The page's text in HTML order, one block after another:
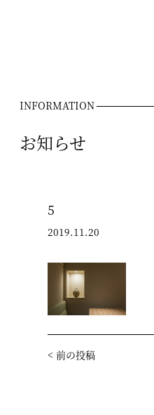
INFORMATION
お知らせ
5
2019.11.20
< 前の投稿